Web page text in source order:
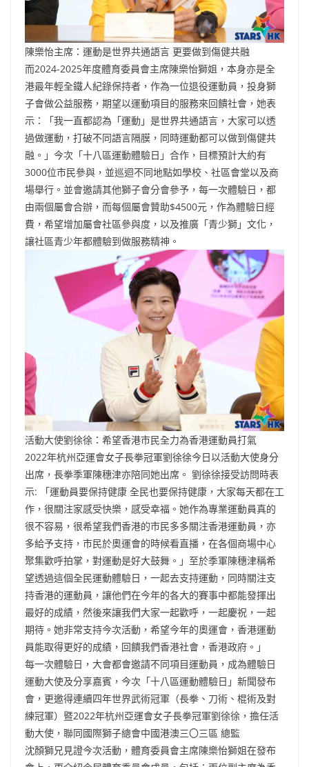
陳樂怡主席：運動是世界共通語言 更要做到傷健共融
而2024-2025年度體育委員會主席陳樂怡獅姐，本身亦是全
港最年輕全鐵人紀錄保持者，作為一位退役運動員，投身獅
子會做公益服務，期望以運動項目的服務來回饋社會，她表
示：「我一直都認為「運動」是世界共通語言，大家可以透
過做運動，打破不同語言隔膜，同時運動都可以做到傷健共
融。」今次「十八區運動體驗日」合作，目標預計大約有
3000位市民參與，並巡迴不同地點如學校、社區會堂以及商
場舉行。並會邀請其他獅子會分會參予，每一次體驗日，都
由兩個屬會合辦，而每個屬會贊助$4500元，作為體驗日經
費，希望增加屬會社區參與度，以及推廣「青少獅」文化，
讓社區青少年都體驗到做服務精神。
活動大使劉徐徐：希望香港市民全力為香港運動員打氣
2022年杭州亞運會女子長拳冠軍劉徐徐今日以活動大使身分
出席，長拳季軍陳穗津亦陪同她出席。 劉徐徐接受訪問時表
示: 「運動員要保持健康 全民也要保持健康，大家每天都在工
作，很關注家感受快樂，感受幸福。她作為專業運動員真的
很不容易，很希望我們香港的市民多多關注香港運動員，亦
多給予支持，市民於奧運會的時候看直播，在各個商場中心
聚集歡呼拍掌，對運動是好大鼓舞。」至於季軍陳穗津稱希
望透過這個全民運動體驗日，一起去支持運動，同時關注支
持香港的運動員，讓他們在今年的各大的賽事中都能發揮出
最好的成績，然後來讓我們大家一起歡呼，一起慶祝，一起
期待。她非常支持今次活動，希望今年的奧運會，香港運動
員能取得更好的成績，回饋我們香港社會，香港政府。」
每一次體驗日，大會都會邀請不同項目運動員，成為體驗日
運動大使及分享嘉賓，今次「十八區運動體驗日」新聞發布
會，更邀得連續四年世界武術冠軍（長拳、刀術、棍術及對
練冠軍）暨2022年杭州亞運會女子長拳冠軍劉徐徐，擔任活
動大使，聯同國際獅子總會中國港澳三〇三區 總監
沈顏獅兄見證今次活動，體育委員會主席陳樂怡獅姐在發布